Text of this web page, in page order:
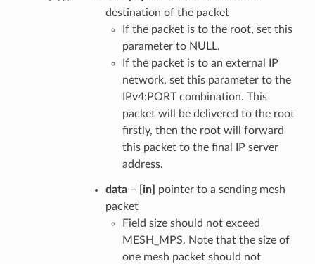
destination of the packet
If the packet is to the root, set this
parameter to NULL.
If the packet is to an external IP
network, set this parameter to the
IPv4:PORT combination. This
packet will be delivered to the root
firstly, then the root will forward
this packet to the final IP server
address.
data– [in]
pointer to a sending mesh
packet
Field size should not exceed
MESH_MPS. Note that the size of
one mesh packet should not